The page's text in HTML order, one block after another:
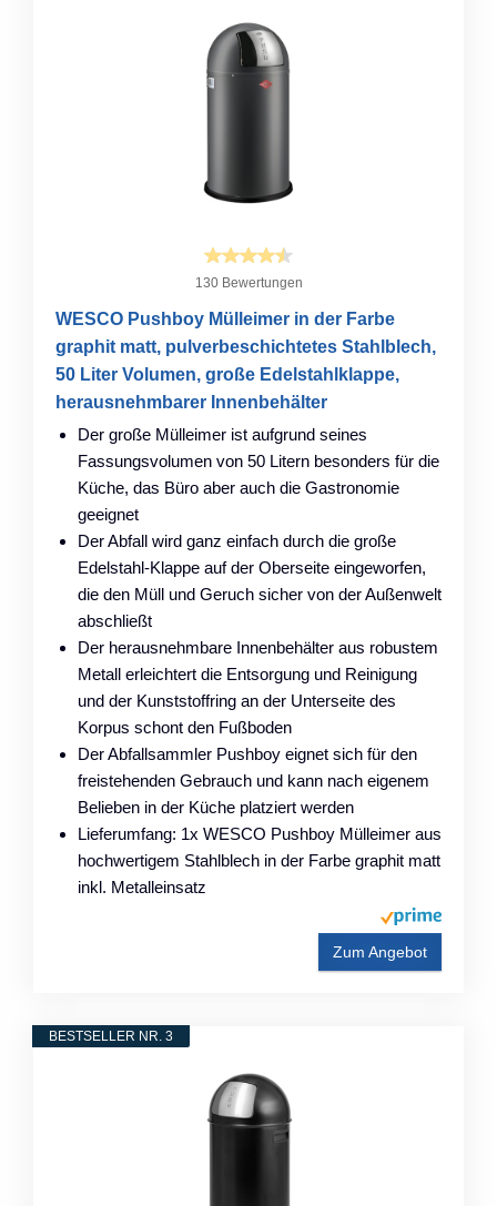
130 Bewertungen
WESCO Pushboy Mülleimer in der Farbe
graphit matt, pulverbeschichtetes Stahlblech,
50 Liter Volumen, große Edelstahlklappe,
herausnehmbarer Innenbehälter
Der große Mülleimer ist aufgrund seines
Fassungsvolumen von 50 Litern besonders für die
Küche, das Büro aber auch die Gastronomie
geeignet
Der Abfall wird ganz einfach durch die große
Edelstahl-Klappe auf der Oberseite eingeworfen,
die den Müll und Geruch sicher von der Außenwelt
abschließt
Der herausnehmbare Innenbehälter aus robustem
Metall erleichtert die Entsorgung und Reinigung
und der Kunststoffring an der Unterseite des
Korpus schont den Fußboden
Der Abfallsammler Pushboy eignet sich für den
freistehenden Gebrauch und kann nach eigenem
Belieben in der Küche platziert werden
Lieferumfang: 1x WESCO Pushboy Mülleimer aus
hochwertigem Stahlblech in der Farbe graphit matt
inkl. Metalleinsatz
Zum Angebot
BESTSELLER NR. 3